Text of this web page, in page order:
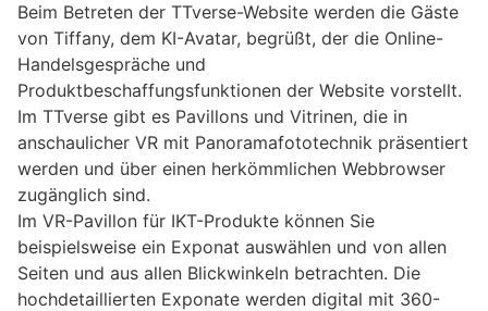
Beim Betreten der TTverse-Website werden die Gäste
von Tiffany, dem KI-Avatar, begrüßt, der die Online-
Handelsgespräche und
Produktbeschaffungsfunktionen der Website vorstellt.
Im TTverse gibt es Pavillons und Vitrinen, die in
anschaulicher VR mit Panoramafototechnik präsentiert
werden und über einen herkömmlichen Webbrowser
zugänglich sind.
Im VR-Pavillon für IKT-Produkte können Sie
beispielsweise ein Exponat auswählen und von allen
Seiten und aus allen Blickwinkeln betrachten. Die
hochdetaillierten Exponate werden digital mit 360-